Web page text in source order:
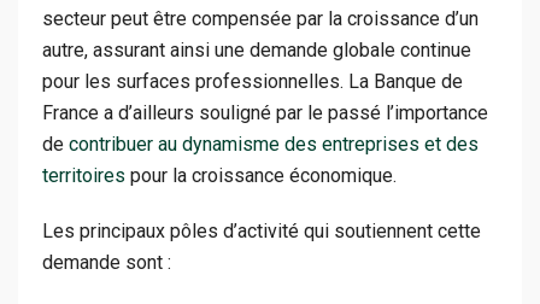
secteur peut être compensée par la croissance d’un
autre, assurant ainsi une demande globale continue
pour les surfaces professionnelles. La Banque de
France a d’ailleurs souligné par le passé l’importance
de contribuer au dynamisme des entreprises et des
territoires pour la croissance économique.
Les principaux pôles d’activité qui soutiennent cette
demande sont :